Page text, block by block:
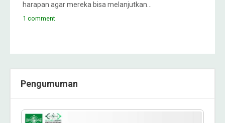
harapan agar mereka bisa melanjutkan…
1 comment
Pengumuman